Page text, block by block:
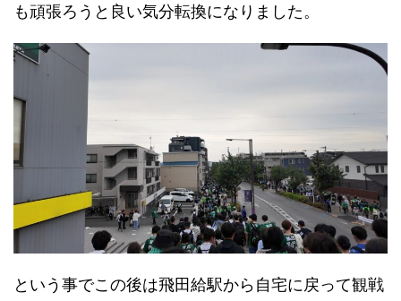
も頑張ろうと良い気分転換になりました。
という事でこの後は飛田給駅から自宅に戻って観戦